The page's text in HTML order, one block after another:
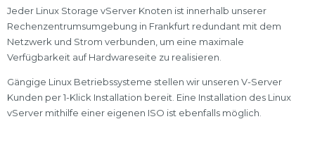
Jeder Linux Storage vServer Knoten ist innerhalb unserer
Rechenzentrumsumgebung in Frankfurt redundant mit dem
Netzwerk und Strom verbunden, um eine maximale
Verfügbarkeit auf Hardwareseite zu realisieren.
Gängige Linux Betriebssysteme stellen wir unseren V-Server
Kunden per 1-Klick Installation bereit. Eine Installation des Linux
vServer mithilfe einer eigenen ISO ist ebenfalls möglich.